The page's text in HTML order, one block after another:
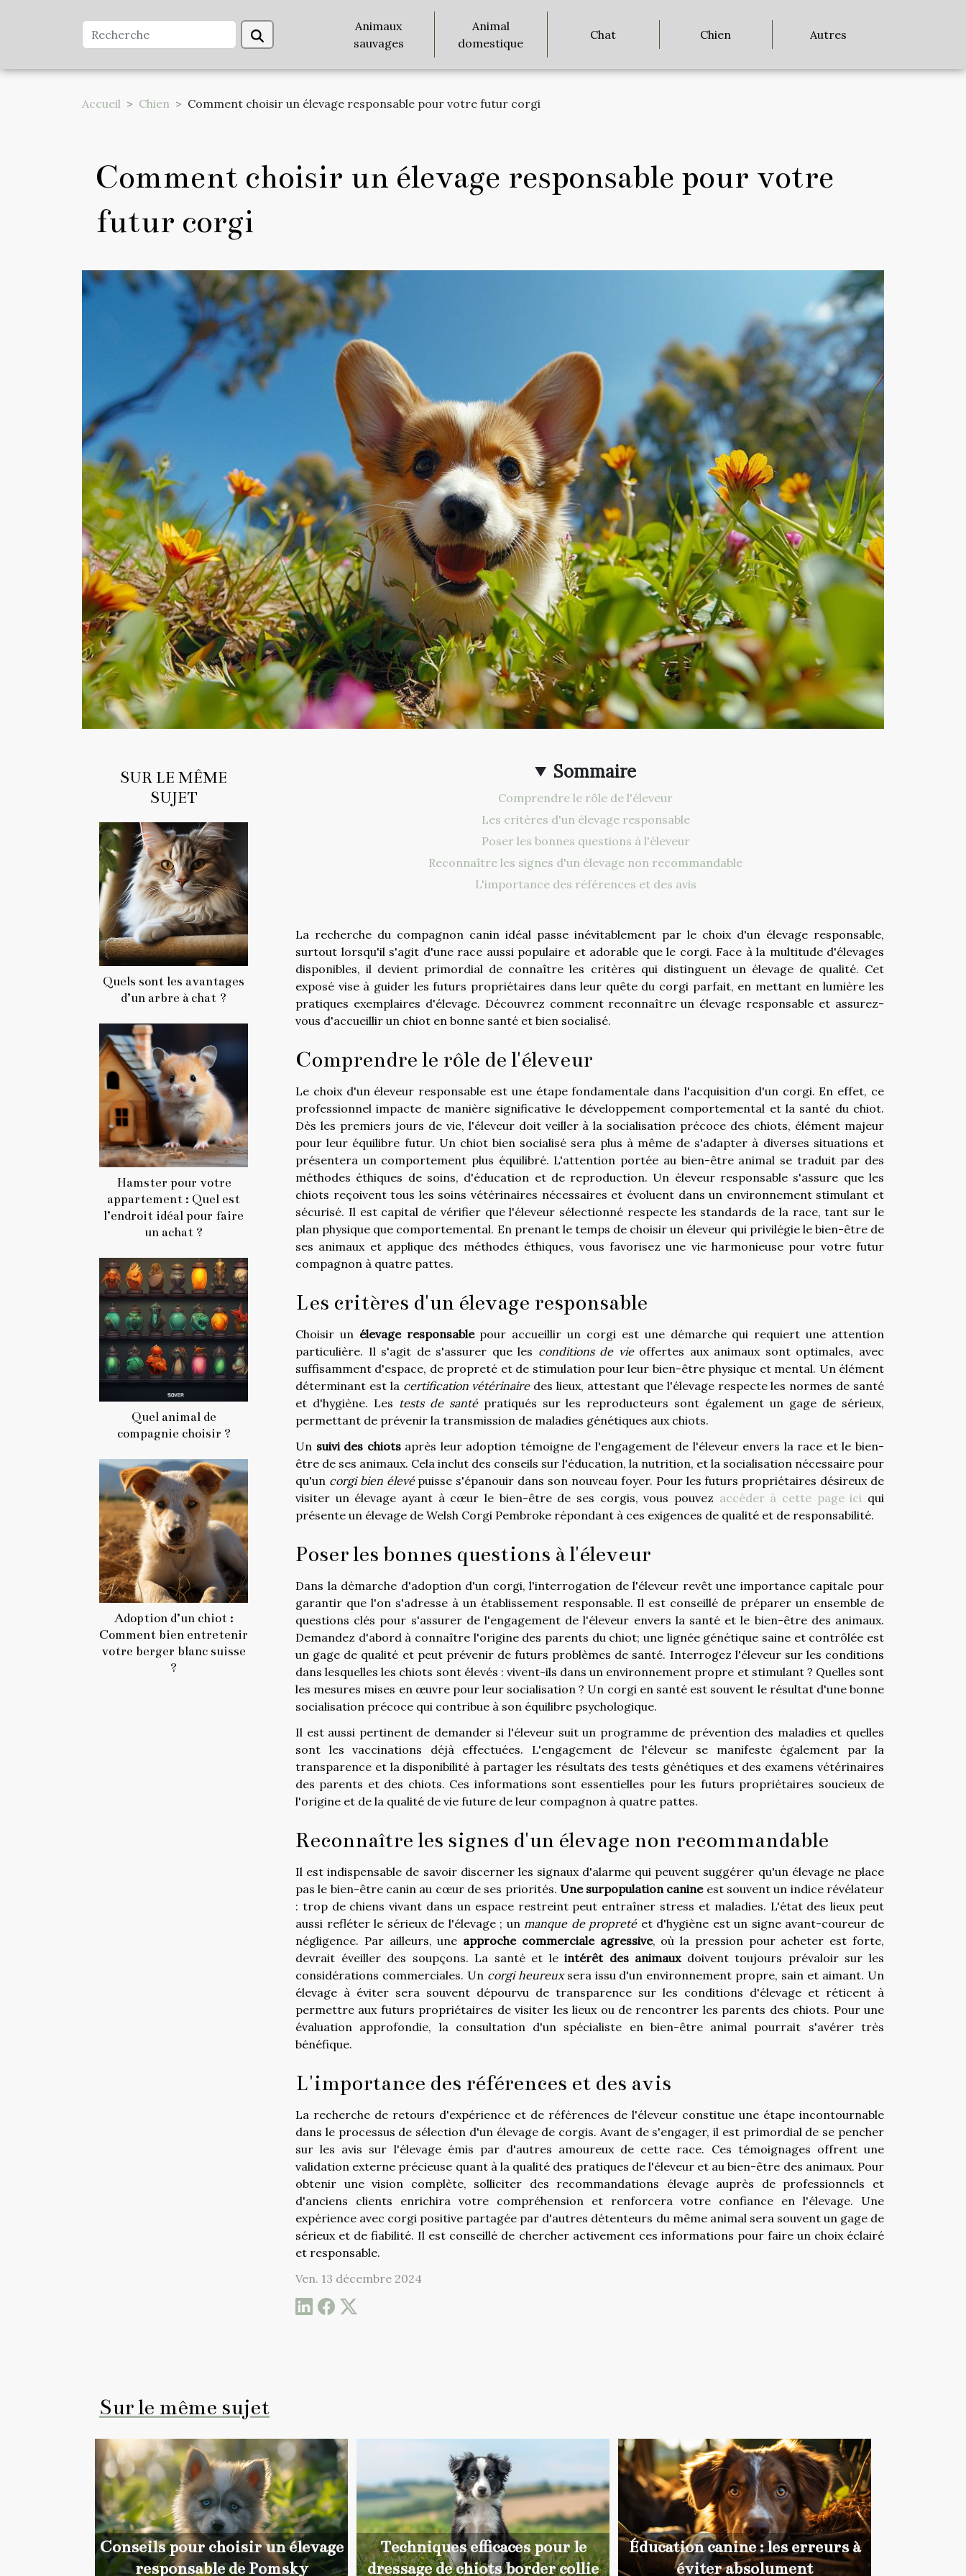
Animaux
sauvages
Animal
domestique
Chat Chien Autres
Accueil Chien Comment choisir un élevage responsable pour votre futur corgi
Comment choisir un élevage responsable pour votre
futur corgi
SUR LE MÊME
SUJET
Quels sont les avantages
d’un arbre à chat ?
Hamster pour votre
appartement : Quel est
l’endroit idéal pour faire
un achat ?
Quel animal de
compagnie choisir ?
Adoption d’un chiot :
Comment bien entretenir
votre berger blanc suisse
?
Sommaire
Comprendre le rôle de l'éleveur
Les critères d'un élevage responsable
Poser les bonnes questions à l'éleveur
Reconnaître les signes d'un élevage non recommandable
L'importance des références et des avis
La recherche du compagnon canin idéal passe inévitablement par le choix d'un élevage responsable,
surtout lorsqu'il s'agit d'une race aussi populaire et adorable que le corgi. Face à la multitude d'élevages
disponibles, il devient primordial de connaître les critères qui distinguent un élevage de qualité. Cet
exposé vise à guider les futurs propriétaires dans leur quête du corgi parfait, en mettant en lumière les
pratiques exemplaires d'élevage. Découvrez comment reconnaître un élevage responsable et assurez-
vous d'accueillir un chiot en bonne santé et bien socialisé.
Comprendre le rôle de l'éleveur
Le choix d'un éleveur responsable est une étape fondamentale dans l'acquisition d'un corgi. En effet, ce
professionnel impacte de manière significative le développement comportemental et la santé du chiot.
Dès les premiers jours de vie, l'éleveur doit veiller à la socialisation précoce des chiots, élément majeur
pour leur équilibre futur. Un chiot bien socialisé sera plus à même de s'adapter à diverses situations et
présentera un comportement plus équilibré. L'attention portée au bien-être animal se traduit par des
méthodes éthiques de soins, d'éducation et de reproduction. Un éleveur responsable s'assure que les
chiots reçoivent tous les soins vétérinaires nécessaires et évoluent dans un environnement stimulant et
sécurisé. Il est capital de vérifier que l'éleveur sélectionné respecte les standards de la race, tant sur le
plan physique que comportemental. En prenant le temps de choisir un éleveur qui privilégie le bien-être de
ses animaux et applique des méthodes éthiques, vous favorisez une vie harmonieuse pour votre futur
compagnon à quatre pattes.
Les critères d'un élevage responsable
Choisir un élevage responsablepour accueillir un corgi est une démarche qui requiert une attention
particulière. Il s'agit de s'assurer que les conditions de vieoffertes aux animaux sont optimales, avec
suffisamment d'espace, de propreté et de stimulation pour leur bien-être physique et mental. Un élément
déterminant est la certification vétérinairedes lieux, attestant que l'élevage respecte les normes de santé
et d'hygiène. Les tests de santépratiqués sur les reproducteurs sont également un gage de sérieux,
permettant de prévenir la transmission de maladies génétiques aux chiots.
Un suivi des chiotsaprès leur adoption témoigne de l'engagement de l'éleveur envers la race et le bien-
être de ses animaux. Cela inclut des conseils sur l'éducation, la nutrition, et la socialisation nécessaire pour
qu'un corgi bien élevépuisse s'épanouir dans son nouveau foyer. Pour les futurs propriétaires désireux de
visiter un élevage ayant à cœur le bien-être de ses corgis, vous pouvez accéder à cette page ici qui
présente un élevage de Welsh Corgi Pembroke répondant à ces exigences de qualité et de responsabilité.
Poser les bonnes questions à l'éleveur
Dans la démarche d'adoption d'un corgi, l'interrogation de l'éleveur revêt une importance capitale pour
garantir que l'on s'adresse à un établissement responsable. Il est conseillé de préparer un ensemble de
questions clés pour s'assurer de l'engagement de l'éleveur envers la santé et le bien-être des animaux.
Demandez d'abord à connaître l'origine des parents du chiot; une lignée génétique saine et contrôlée est
un gage de qualité et peut prévenir de futurs problèmes de santé. Interrogez l'éleveur sur les conditions
dans lesquelles les chiots sont élevés : vivent-ils dans un environnement propre et stimulant ? Quelles sont
les mesures mises en œuvre pour leur socialisation ? Un corgi en santé est souvent le résultat d'une bonne
socialisation précoce qui contribue à son équilibre psychologique.
Il est aussi pertinent de demander si l'éleveur suit un programme de prévention des maladies et quelles
sont les vaccinations déjà effectuées. L'engagement de l'éleveur se manifeste également par la
transparence et la disponibilité à partager les résultats des tests génétiques et des examens vétérinaires
des parents et des chiots. Ces informations sont essentielles pour les futurs propriétaires soucieux de
l'origine et de la qualité de vie future de leur compagnon à quatre pattes.
Reconnaître les signes d'un élevage non recommandable
Il est indispensable de savoir discerner les signaux d'alarme qui peuvent suggérer qu'un élevage ne place
pas le bien-être canin au cœur de ses priorités. Une surpopulation canineest souvent un indice révélateur
: trop de chiens vivant dans un espace restreint peut entraîner stress et maladies. L'état des lieux peut
aussi refléter le sérieux de l'élevage ; un manque de propretéet d'hygiène est un signe avant-coureur de
négligence. Par ailleurs, une approche commerciale agressive, où la pression pour acheter est forte,
devrait éveiller des soupçons. La santé et leintérêt des animauxdoivent toujours prévaloir sur les
considérations commerciales. Un corgi heureuxsera issu d'un environnement propre, sain et aimant. Un
élevage à éviter sera souvent dépourvu de transparence sur les conditions d'élevage et réticent à
permettre aux futurs propriétaires de visiter les lieux ou de rencontrer les parents des chiots. Pour une
évaluation approfondie, la consultation d'un spécialiste en bien-être animal pourrait s'avérer très
bénéfique.
L'importance des références et des avis
La recherche de retours d'expérience et de références de l'éleveur constitue une étape incontournable
dans le processus de sélection d'un élevage de corgis. Avant de s'engager, il est primordial de se pencher
sur les avis sur l'élevage émis par d'autres amoureux de cette race. Ces témoignages offrent une
validation externe précieuse quant à la qualité des pratiques de l'éleveur et au bien-être des animaux. Pour
obtenir une vision complète, solliciter des recommandations élevage auprès de professionnels et
d'anciens clients enrichira votre compréhension et renforcera votre confiance en l'élevage. Une
expérience avec corgi positive partagée par d'autres détenteurs du même animal sera souvent un gage de
sérieux et de fiabilité. Il est conseillé de chercher activement ces informations pour faire un choix éclairé
et responsable.
Ven. 13 décembre 2024
Sur le même sujet
Conseils pour choisir un élevage
responsable de Pomsky
Techniques efficaces pour le
dressage de chiots border collie
Éducation canine : les erreurs à
éviter absolument